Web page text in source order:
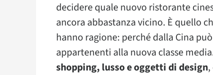
decidere quale nuovo ristorante
ancora abbastanza vicino. È quello
hanno ragione: perché dalla Cina
appartenenti alla nuova classe
shopping, lusso e oggetti di design